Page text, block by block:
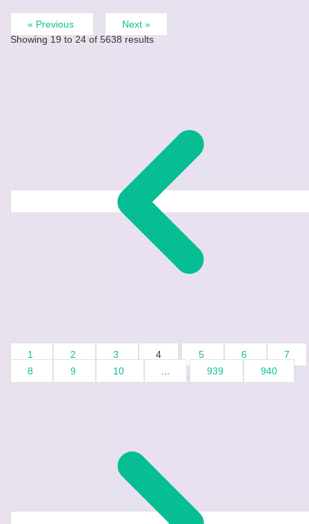
« Previous
Next »
Showing 19 to 24 of 5638 results
1 2 3 4 5 6
7
8
9 10 939 940